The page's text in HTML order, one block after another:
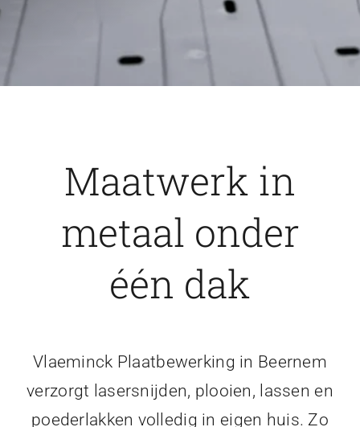
Maatwerk in
metaal onder
één dak
Vlaeminck Plaatbewerking in Beernem
verzorgt lasersnijden, plooien, lassen en
poederlakken volledig in eigen huis. Zo